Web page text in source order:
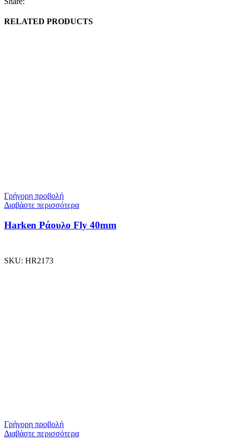
RELATED PRODUCTS
Γρήγορη προβολή
Διαβάστε περισσότερα
Harken Ράουλο Fly 40mm
SKU: HR2173
Γρήγορη προβολή
Διαβάστε περισσότερα